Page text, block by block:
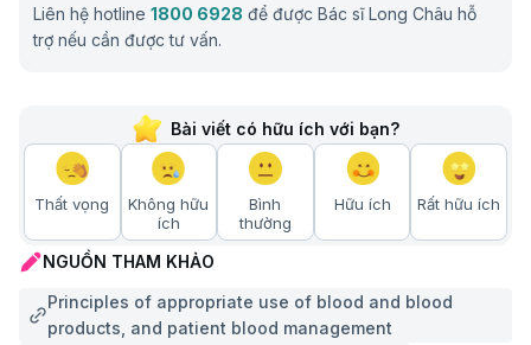
Liên hệ hotline 1800 6928 để được Bác sĩ Long Châu hỗ
trợ nếu cần được tư vấn.
Bài viết có hữu ích với bạn?
Thất vọng
Không hữu
ích
Bình
thường
Hữu ích Rất hữu ích
NGUỒN THAM KHẢO
Principles of appropriate use of blood and blood
products, and patient blood management